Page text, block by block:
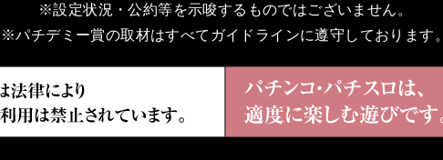
※設定状況・公約等を示唆するものではございません。
※パチデミー賞の取材はすべてガイドラインに遵守しております。